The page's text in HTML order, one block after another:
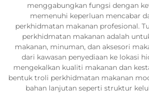
menggabungkan fungsi dengan
memenuhi keperluan mencabar
perkhidmatan makanan profesional.
perkhidmatan makanan adalah
makanan, minuman, dan aksesori
dari kawasan penyediaan ke lokasi
mengekalkan kualiti makanan dan
bentuk troli perkhidmatan makanan
bahan lanjutan seperti struktur